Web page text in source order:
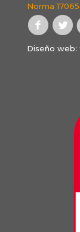
Norma 17065
Diseño web: